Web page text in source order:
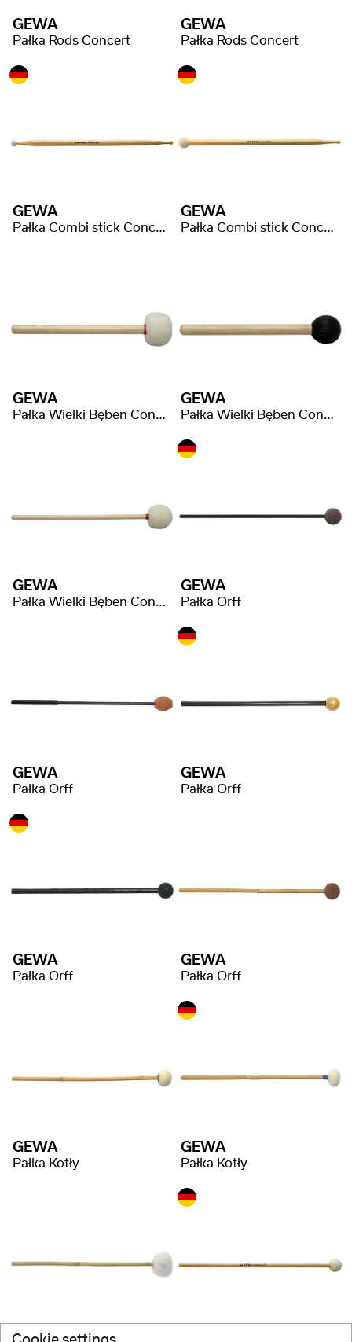
GEWA
Pałka Rods Concert
GEWA
Pałka Rods Concert
GEWA
Pałka Combi stick Concert
GEWA
Pałka Combi stick Concert
GEWA
Pałka Wielki Bęben Concert
GEWA
Pałka Wielki Bęben Concert
GEWA
Pałka Wielki Bęben Concert
GEWA
Pałka Orff
GEWA
Pałka Orff
GEWA
Pałka Orff
GEWA
Pałka Orff
GEWA
Pałka Orff
GEWA
Pałka Kotły
GEWA
Pałka Kotły
GEWA